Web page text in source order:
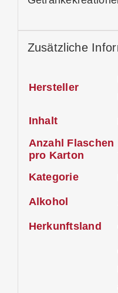
Zusätzliche
Hersteller
Inhalt
Anzahl Flaschen
pro Karton
Kategorie
Alkohol
Herkunftsland